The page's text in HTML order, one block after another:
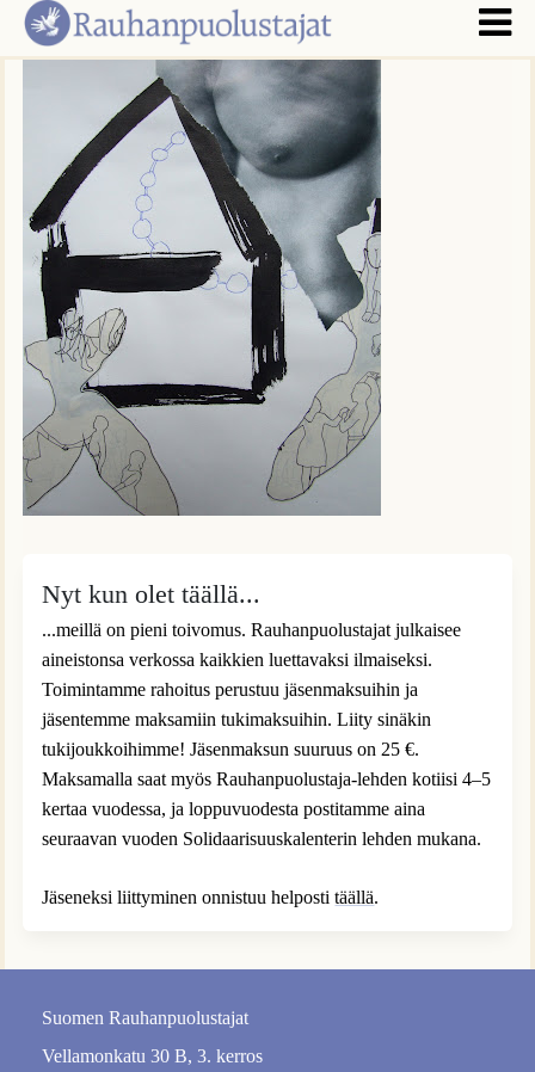
Nyt kun olet täällä...
...meillä on pieni toivomus. Rauhanpuolustajat julkaisee
aineistonsa verkossa kaikkien luettavaksi ilmaiseksi.
Toimintamme rahoitus perustuu jäsenmaksuihin ja
jäsentemme maksamiin tukimaksuihin. Liity sinäkin
tukijoukkoihimme! Jäsenmaksun suuruus on 25 €.
Maksamalla saat myös Rauhanpuolustaja-lehden kotiisi 4–5
kertaa vuodessa, ja loppuvuodesta postitamme aina
seuraavan vuoden Solidaarisuuskalenterin lehden mukana.
Jäseneksi liittyminen onnistuu helpostitäällä.
Suomen Rauhanpuolustajat
Vellamonkatu 30 B, 3. kerros